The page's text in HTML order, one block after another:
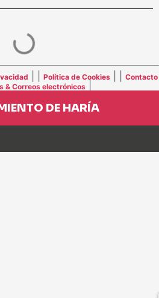
Política de Cookies Contacto
& Correos electrónicos|
DE HARÍA